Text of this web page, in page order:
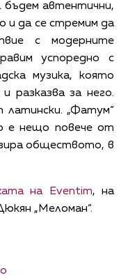
автентични,
и да се стремим да
с модерните
успоредно с
музика, която
разказва за него.
„Фатум“
е нещо повече от
обществото, в
на Eventim, на
„Меломан“.